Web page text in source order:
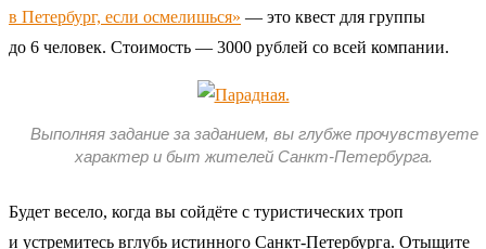
в Петербург, если осмелишься» — это квест для группы
до 6 человек. Стоимость — 3000 рублей со всей компании.
Выполняя задание за заданием, вы глубже прочувствуете
характер и быт жителей Санкт-Петербурга.
Будет весело, когда вы сойдёте с туристических троп
и устремитесь вглубь истинного Санкт-Петербурга. Отыщите